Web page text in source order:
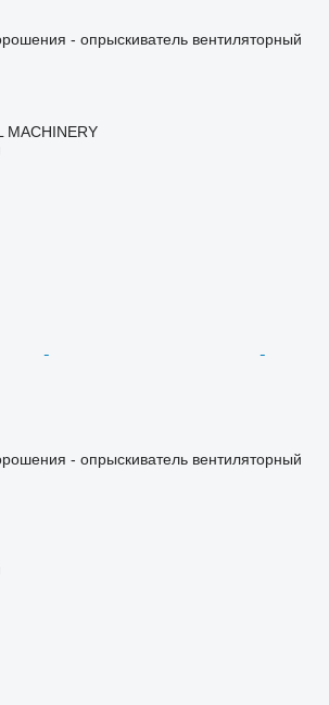
- опрыскиватель вентиляторный
MACHINERY
- опрыскиватель вентиляторный